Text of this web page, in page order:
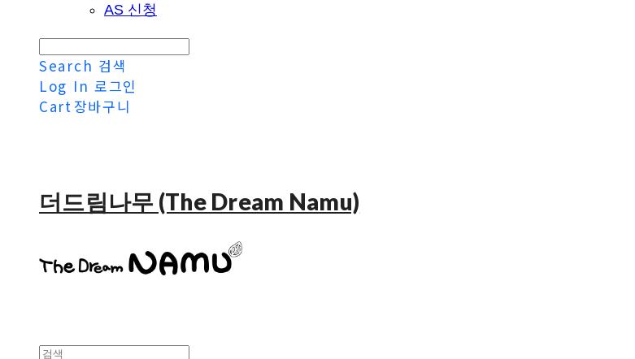
AS 신청
Search 검색
Log In 로그인
Cart 장바구니
더드림나무 (The Dream Namu)